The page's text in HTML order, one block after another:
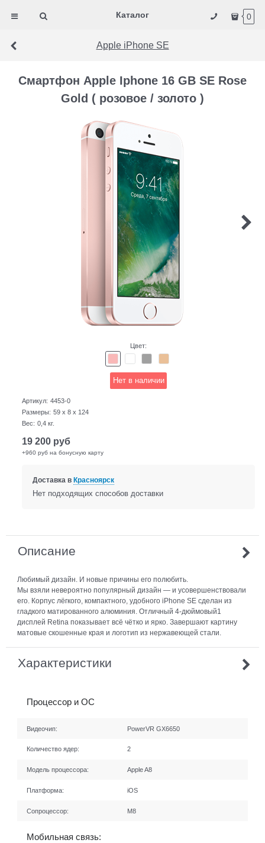
Каталог 0
Apple iPhone SE
Смартфон Apple Iphone 16 GB SE Rose
Gold ( розовое / золото )
Цвет:
Нет в наличии
Артикул: 4453-0
Размеры: 59 x 8 x 124
Вес: 0,4 кг.
19 200 руб
+960 руб на бонусную карту
Доставка в Красноярск
Нет подходящих способов доставки
Описание
Любимый дизайн. И новые причины его полюбить.
Мы взяли невероятно популярный дизайн — и усовершенствовали
его. Корпус лёгкого, компактного, удобного iPhone SE сделан из
гладкого матированного алюминия. Отличный 4-дюймовый1
дисплей Retina показывает всё чётко и ярко. Завершают картину
матовые скошенные края и логотип из нержавеющей стали.
Характеристики
Процессор и ОС
Видеочип: PowerVR GX6650
Количество ядер: 2
Модель процессора: Apple A8
Платформа: iOS
Сопроцессор: M8
Мобильная связь: